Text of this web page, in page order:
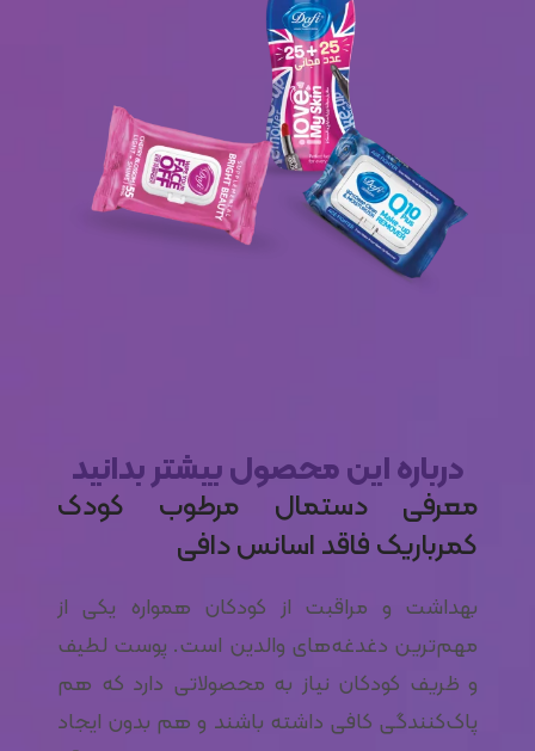
درباره این محصول بیشتر بدانید
معرفی دستمال مرطوب کودک
کمرباریک فاقد اسانس دافی
بهداشت و مراقبت از کودکان همواره یکی از
مهم‌ترین دغدغه‌های والدین است. پوست لطیف
و ظریف کودکان نیاز به محصولاتی دارد که هم
پاک‌کنندگی کافی داشته باشند و هم بدون ایجاد